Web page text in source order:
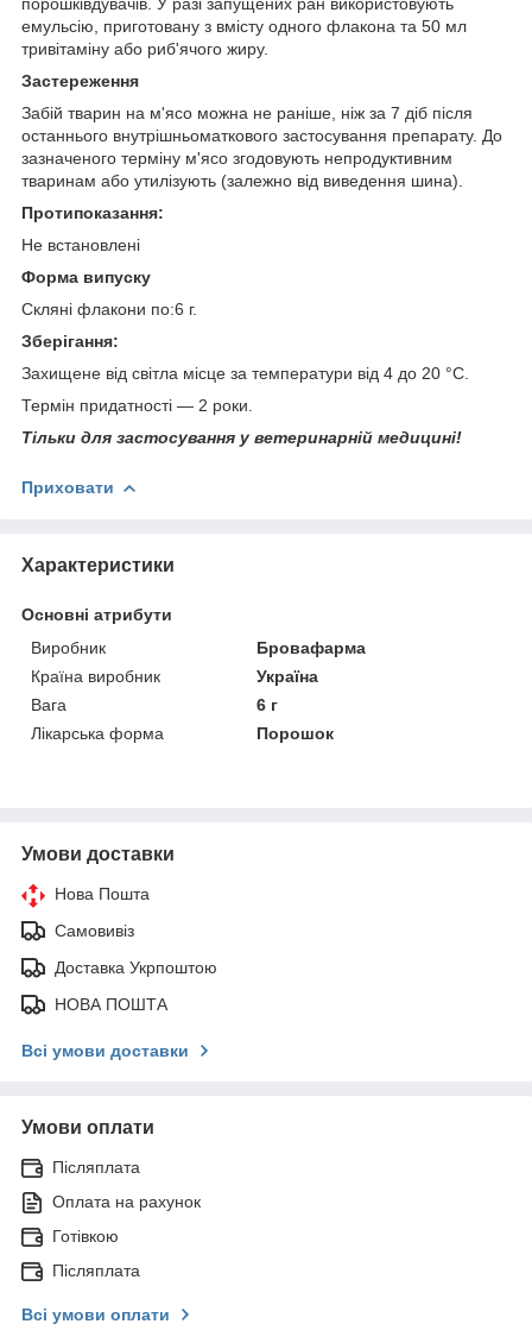
емульсію, приготовану з вмісту одного флакона та 50 мл
тривітаміну або риб'ячого жиру.
Застереження
Забій тварин на м'ясо можна не раніше, ніж за 7 діб після
останнього внутрішньоматкового застосування препарату. До
зазначеного терміну м'ясо згодовують непродуктивним
тваринам або утилізують (залежно від виведення шина).
Протипоказання:
Не встановлені
Форма випуску
Скляні флакони по:6 г.
Зберігання:
Захищене від світла місце за температури від 4 до 20 °C.
Термін придатності — 2 роки.
Тільки для застосування у ветеринарній медицині!
Приховати
Характеристики
Основні атрибути
Виробник
Бровафарма
Країна виробник
Україна
Вага
6 г
Лікарська форма
Порошок
Умови доставки
Нова Пошта
Самовивіз
Доставка Укрпоштою
НОВА ПОШТА
Всі умови доставки
Умови оплати
Післяплата
Оплата на рахунок
Готівкою
Післяплата
Всі умови оплати